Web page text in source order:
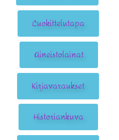
Luokittelutapa
Aineistolainat
Kirjavaraukset
Historiankuva